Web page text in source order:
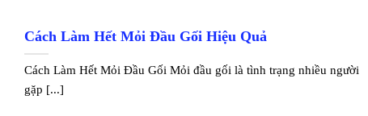
Cách Làm Hết Mỏi Đầu Gối Hiệu Quả
Cách Làm Hết Mỏi Đầu Gối Mỏi đầu gối là tình trạng nhiều người
gặp [...]